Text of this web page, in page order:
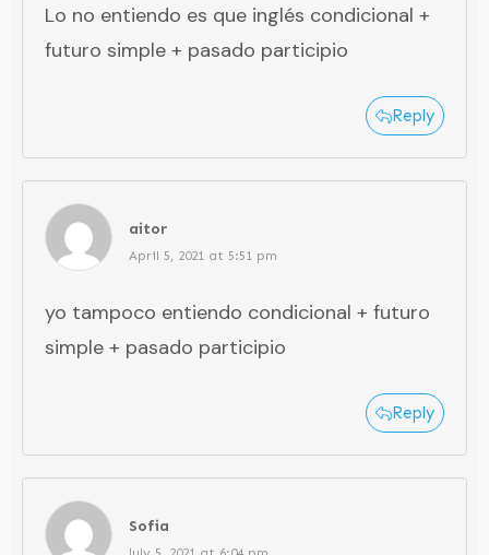
Lo no entiendo es que inglés condicional +
futuro simple + pasado participio
Reply
aitor
April 5, 2021 at 5:51 pm
yo tampoco entiendo condicional + futuro
simple + pasado participio
Reply
Sofia